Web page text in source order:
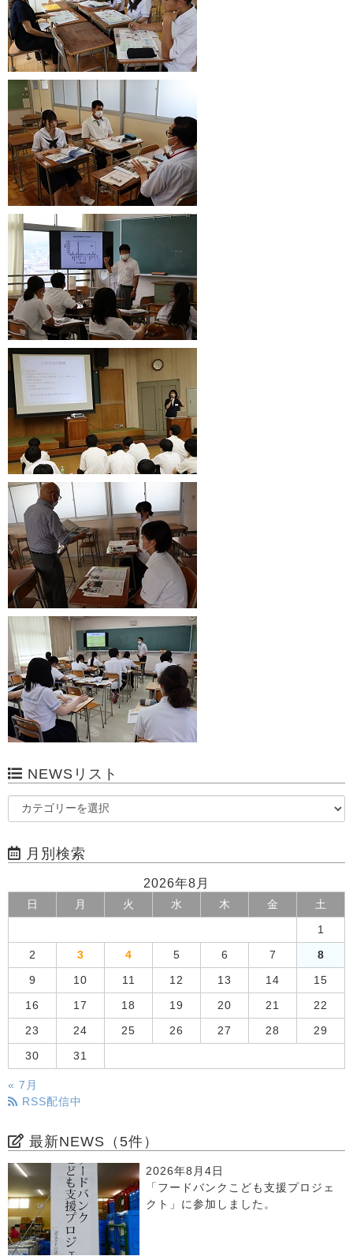
NEWSリスト
月別検索
2026年8月
日 月 火 水 木 金 土
1
2 3 4 5 6 7 8
9 10 11 12 13 14 15
16 17 18 19 20 21 22
23 24 25 26 27 28 29
30 31
« 7月
RSS配信中
最新NEWS（5件）
2026年8月4日
「フードバンクこども支援プロジェ
クト」に参加しました。